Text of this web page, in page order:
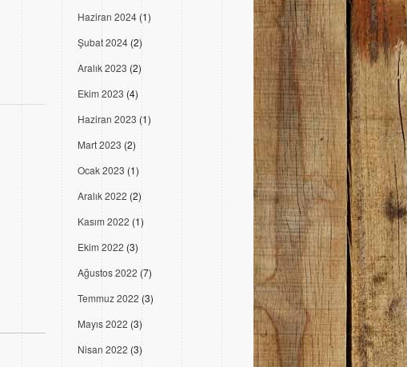
Haziran 2024(1)
Şubat 2024 (2)
Aralık 2023 (2)
Ekim 2023 (4)
Haziran 2023 (1)
Mart 2023 (2)
Ocak 2023 (1)
Aralık 2022 (2)
Kasım 2022 (1)
Ekim 2022 (3)
Ağustos 2022 (7)
Temmuz 2022 (3)
Mayıs 2022 (3)
Nisan 2022 (3)